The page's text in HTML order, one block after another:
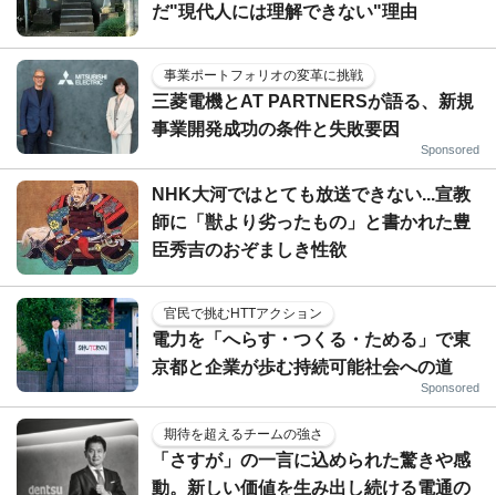
だ"現代人には理解できない"理由
事業ポートフォリオの変革に挑戦
三菱電機とAT PARTNERSが語る、新規
事業開発成功の条件と失敗要因
Sponsored
NHK大河ではとても放送できない...宣教
師に「獣より劣ったもの」と書かれた豊
臣秀吉のおぞましき性欲
官民で挑むHTTアクション
電力を「へらす・つくる・ためる」で東
京都と企業が歩む持続可能社会への道
Sponsored
期待を超えるチームの強さ
「さすが」の一言に込められた驚きや感
動。新しい価値を生み出し続ける電通の